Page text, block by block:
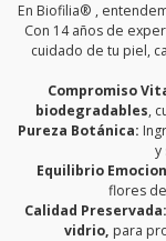
En Biofilia® ,
Con 14 años de
cuidado de tu piel,
Compromiso
biodegradables,
Pureza Botánica:
y
Equilibrio
flores
Calidad Preservada:
vidrio, para